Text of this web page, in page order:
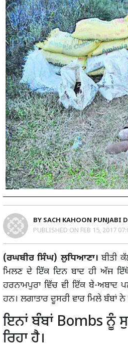
BY SACH KAHOON PUNJABI
PUBLISHED ON FEB 15, 2017
(ਰਘਬੀਰ ਸਿੰਘ) ਲੁਧਿਆਣਾ।ਬੀਤੀ
ਮਿਲਣ ਦੇ ਇੱਕ ਦਿਨ ਬਾਦ ਹੀ ਅੱਜ ਇੱਥੋਂ
ਹਰਨਾਮਪੁਰਾ ਵਿੱਚ ਵੀ ਇੱਕ ਬੇ-ਅਬਾਦ
ਹਨ। ਲਗਾਤਾਰ ਦੂਸਰੀ ਵਾਰ ਮਿਲੇ ਬੰਬਾਂ ਨੇ
ਇਨਾਂ ਬੰਬਾਂ Bombs ਨੂੰ
ਰਿਹਾ ਹੈ।